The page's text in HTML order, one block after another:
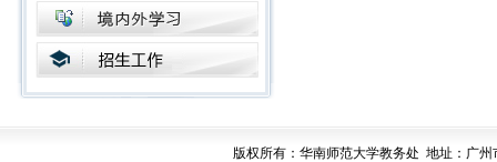
版权所有：华南师范大学教务处 地址：广